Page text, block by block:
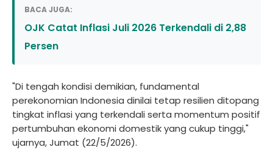
BACA JUGA:
OJK Catat Inflasi Juli 2026 Terkendali di 2,88
Persen
"Di tengah kondisi demikian, fundamental
perekonomian Indonesia dinilai tetap resilien ditopang
tingkat inflasi yang terkendali serta momentum positif
pertumbuhan ekonomi domestik yang cukup tinggi,"
ujarnya, Jumat (22/5/2026).